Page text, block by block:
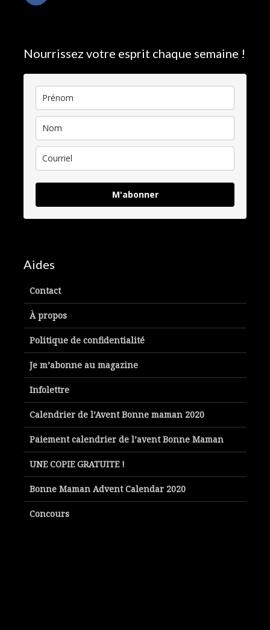
Nourrissez votre esprit chaque semaine !
M'abonner
Aides
Contact
À propos
Politique de confidentialité
Je m’abonne au magazine
Infolettre
Calendrier de l’Avent Bonne maman 2020
Paiement calendrier de l’avent Bonne Maman
UNE COPIE GRATUITE !
Bonne Maman Advent Calendar 2020
Concours